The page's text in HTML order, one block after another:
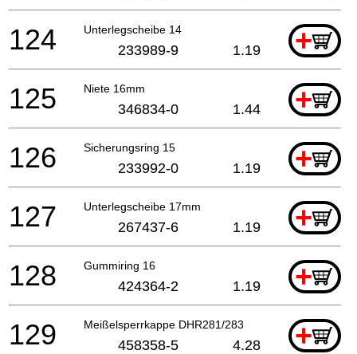
Unterlegscheibe 14 +
124 233989-9 1.19
Niete 16mm +
125 346834-0 1.44
Sicherungsring 15 +
126 233992-0 1.19
Unterlegscheibe 17mm +
127 267437-6 1.19
Gummiring 16 +
128 424364-2 1.19
Meißelsperrkappe DHR281/283 +
129 458358-5 4.28